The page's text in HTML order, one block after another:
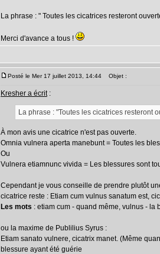
La phrase : " Toutes les cicatrices resteront
Merci d'avance a tous !
Posté le Mer 17 juillet 2013, 14:44 Objet :
Kresher a écrit:
La phrase : "Toutes les cicatrices resteront
À mon avis une cicatrice n'est pas ouverte.
Omnia vulnera aperta manebunt = Toutes les
Ou
Vulnera etiamnunc vivida = Les blessures sont
Cependant je vous conseille de prendre plutôt
cicatrice reste : Etiam cum vulnus sanatum est,
Les mots : etiam cum - quand même, vulnus - la
ou la maxime de Publilius Syrus :
Etiam sanato vulnere, cicatrix manet. (Même
blessure ayant été guérie